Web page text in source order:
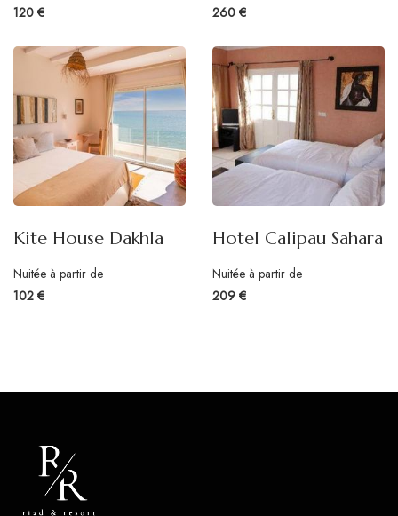
120 €
260 €
Kite House Dakhla
Nuitée à partir de
102 €
Hotel Calipau Sahara
Nuitée à partir de
209 €